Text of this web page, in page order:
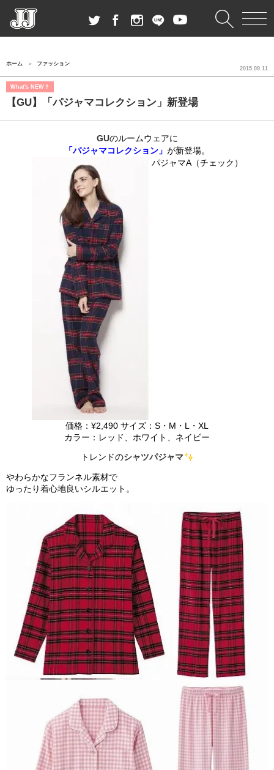
ホーム ファッション
What's NEW？
【GU】「パジャマコレクション」新登場
2015.09.11
GUのルームウェアに
「パジャマコレクション」 が新登場。
パジャマA（チェック）
価格：¥2,490 サイズ：S・M・L・XL
カラー：レッド、ホワイト、ネイビー
トレンドのシャツパジャマ
やわらかなフランネル素材で
ゆったり着心地良いシルエット。